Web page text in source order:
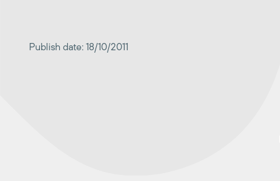
Publish date: 18/10/2011